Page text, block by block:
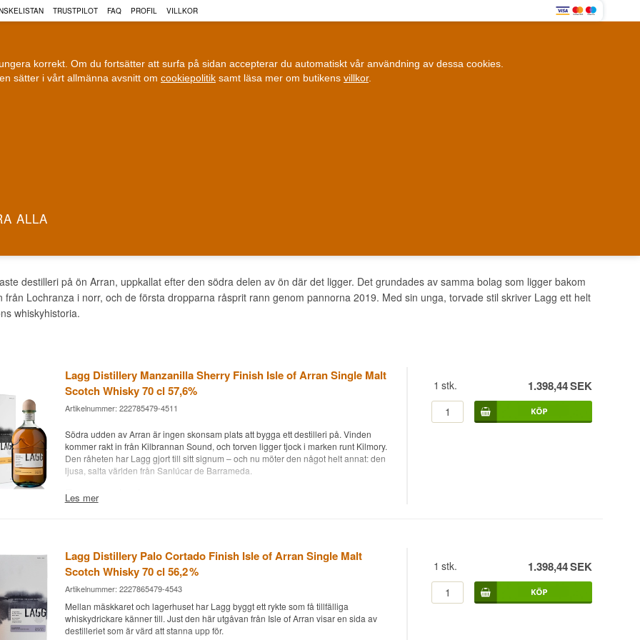
korrekt. Om du fortsätter att surfa på sidan accepterar du automatiskt vår användning av dessa cookies.
sätter i vårt allmänna avsnitt om cookiepolitik samt läsa mer om butikens villkor.
TRUSTPILOT FAQ PROFIL VILLKOR
destilleri på ön Arran, uppkallat efter den södra delen av ön där det ligger. Det grundades av samma bolag som ligger bakom
från Lochranza i norr, och de första dropparna råsprit rann genom pannorna 2019. Med sin unga, torvade stil skriver Lagg ett helt
whiskyhistoria.
Lagg Distillery Manzanilla Sherry Finish Isle of Arran Single Malt
Scotch Whisky 70 cl 57,6%
Artikelnummer: 222785479-4511
Södra udden av Arran är ingen skonsam plats att bygga ett destilleri på. Vinden
kommer rakt in från Kilbrannan Sound, och torven ligger tjock i marken runt Kilmory.
Den råheten har Lagg gjort till sitt signum – och nu möter den något helt annat: den
ljusa, salta världen från Sanlúcar de Barrameda.
Expertens beskrivning
destilleriets andra small batch-utgåva, efter Palo Cortado Small Batch från 2025, och
ännu ett steg i Laggs utforskning av ovanliga sherrytyper till sitt kraftigt torvrökta
destillat. Manzanilla är inte som de flesta andra sherryer – den tillverkas uteslutande
i den lilla kuststaden Sanlúcar de Barrameda, där den mognar under ett lager av flor-
jäst tätt inpå Atlanten. Det ger en ljusare, torrare och friskare stil än till exempel
Oloroso eller PX, med ett stänk av salt och mandel som sällan får möta torvrökt
whisky. Torvrökt till 50 ppm, ej kylfiltrerad och utan tillsatt färg har Lagg inte sparat på
krutet – bara 2.000 flaskor finns av denna utgåva.
Les mer
1 stk. 1.398,44SEK
Lagg Distillery Palo Cortado Finish Isle of Arran Single Malt
Scotch Whisky 70 cl 56,2 %
Artikelnummer: 2227865479-4543
Mellan mäskkaret och lagerhuset har Lagg byggt ett rykte som få tillfälliga
whiskydrickare känner till. Just den här utgåvan från Isle of Arran visar en sida av
destilleriet som är värd att stanna upp för.
1 stk. 1.398,44SEK